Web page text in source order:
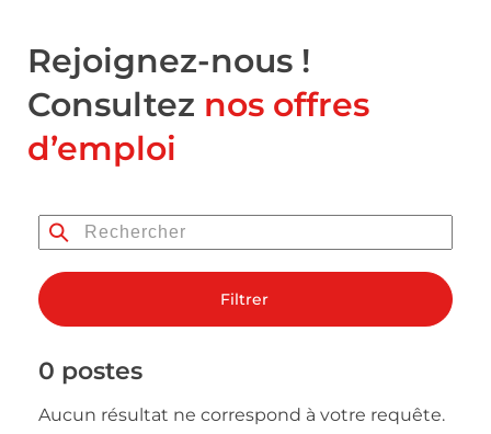
Rejoignez-nous !
Consultez nos offres
d’emploi
Filtrer
0 postes
Aucun résultat ne correspond à votre requête.